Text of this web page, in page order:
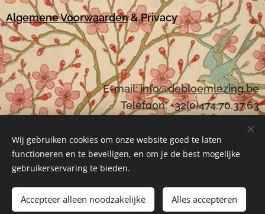
Toevoegen aan de winkelwagen
Algemene Voorwaarden& Privacy
E-mail:info@debloemlezing.be
Telefoon: +32(0)474.70.37.63
Mogelijk gemaakt doorWebnode Cookies
Wij gebruiken cookies om onze website goed te laten
functioneren en te beveiligen, en om je de best mogelijke
gebruikerservaring te bieden.
Accepteer alleen noodzakelijke Alles accepteren